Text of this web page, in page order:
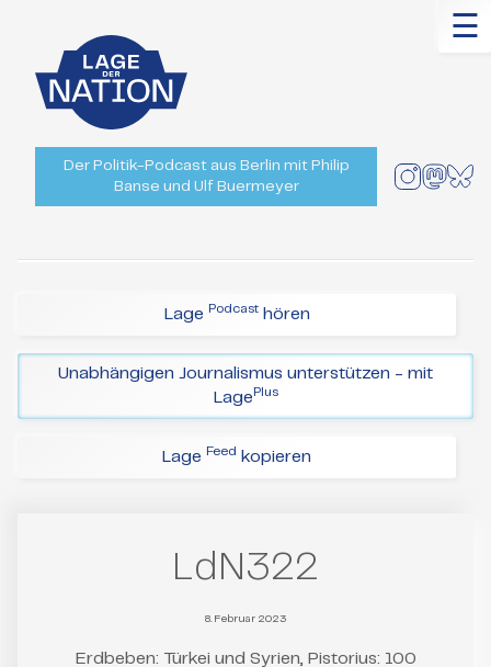
☰
Der Politik-Podcast aus Berlin mit Philip
Banse und Ulf Buermeyer
Lage Podcasthören
Unabhängigen Journalismus unterstützen - mit
Lage Plus
Lage Feed kopieren
LdN322
8. Februar 2023
Erdbeben: Türkei und Syrien, Pistorius: 100